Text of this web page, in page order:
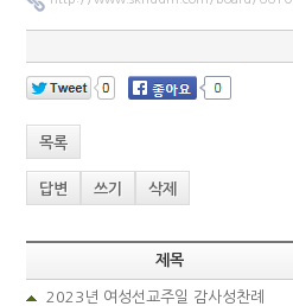
목록
답변 쓰기 삭제
제목
2023년 여성선교주일 감사성찬례